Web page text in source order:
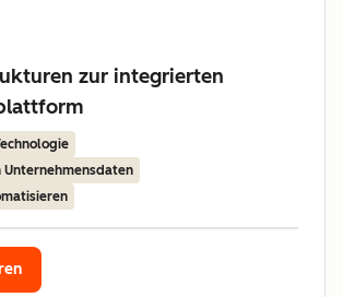
zur integrierten
Unternehmensdaten